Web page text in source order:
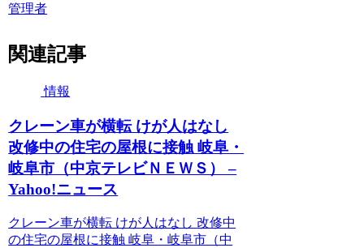
管理者
関連記事
情報
クレーン車が横転 けが人はなし
改修中の住宅の屋根に接触 岐阜・
岐阜市（中京テレビＮＥＷＳ） –
Yahoo!ニュース
クレーン車が横転 けが人はなし 改修中
の住宅の屋根に接触 岐阜・岐阜市（中